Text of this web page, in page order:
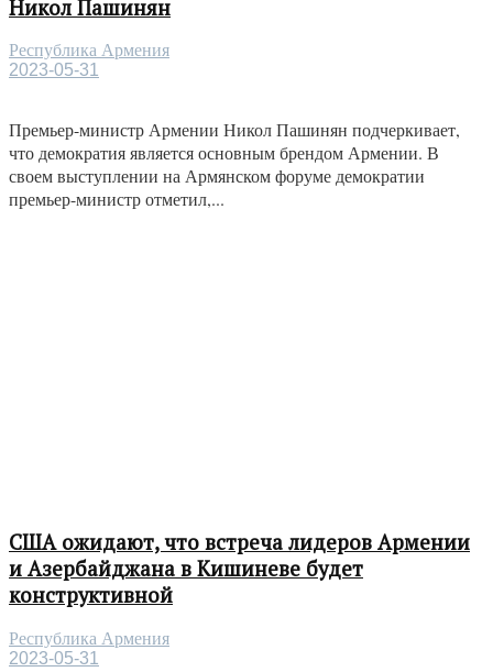
Никол Пашинян
Республика Армения
2023-05-31
Премьер-министр Армении Никол Пашинян подчеркивает,
что демократия является основным брендом Армении. В
своем выступлении на Армянском форуме демократии
премьер-министр отметил,...
США ожидают, что встреча лидеров Армении
и Азербайджана в Кишиневе будет
конструктивной
Республика Армения
2023-05-31